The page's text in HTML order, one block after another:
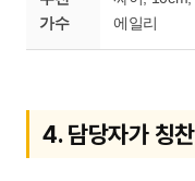
가수
에일리
4. 담당자가 칭